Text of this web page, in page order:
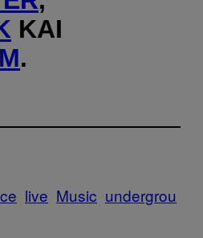
ΚΑΙ
.
live Music undergrou